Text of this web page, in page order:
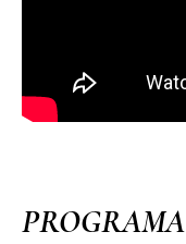
PROGRAMA